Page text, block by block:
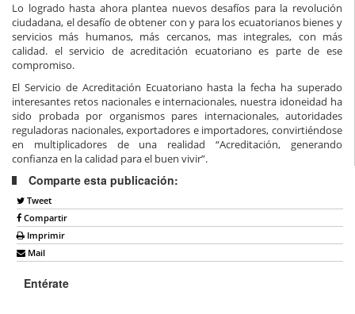
Lo logrado hasta ahora plantea nuevos desafíos para la revolución
ciudadana, el desafío de obtener con y para los ecuatorianos bienes y
servicios más humanos, más cercanos, mas integrales, con más
calidad. el servicio de acreditación ecuatoriano es parte de ese
compromiso.
El Servicio de Acreditación Ecuatoriano hasta la fecha ha superado
interesantes retos nacionales e internacionales, nuestra idoneidad ha
sido probada por organismos pares internacionales, autoridades
reguladoras nacionales, exportadores e importadores, convirtiéndose
en multiplicadores de una realidad “Acreditación, generando
confianza en la calidad para el buen vivir”.
Comparte esta publicación:
Tweet
Compartir
Imprimir
Mail
Entérate